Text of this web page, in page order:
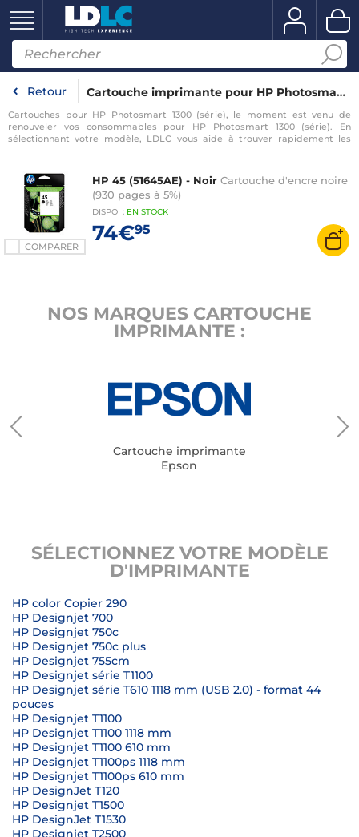
Retour Cartouche imprimante pour HP Photosmart 1300 (série)
Cartouches pour HP Photosmart 1300 (série), le moment est venu de
renouveler vos consommables pour HP Photosmart 1300 (série). En
sélectionnant votre modèle, LDLC vous aide à trouver rapidement les
COMPARER
HP 45 (51645AE) - Noir Cartouche d'encre noire
(930 pages à 5%)
DISPO : EN STOCK
74€95
NOS MARQUES CARTOUCHE
IMPRIMANTE :
Cartouche imprimante
Epson
SÉLECTIONNEZ VOTRE MODÈLE
D'IMPRIMANTE
HP color Copier 290
HP Designjet 700
HP Designjet 750c
HP Designjet 750c plus
HP Designjet 755cm
HP Designjet série T1100
HP Designjet série T610 1118 mm (USB 2.0) - format 44
pouces
HP Designjet T1100
HP Designjet T1100 1118 mm
HP Designjet T1100 610 mm
HP Designjet T1100ps 1118 mm
HP Designjet T1100ps 610 mm
HP DesignJet T120
HP Designjet T1500
HP DesignJet T1530
HP Designjet T2500